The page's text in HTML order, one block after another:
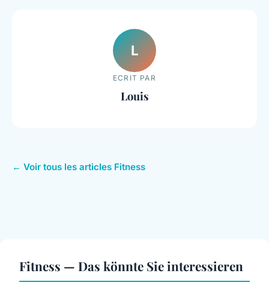
L
ECRIT PAR
Louis
← Voir tous les articles Fitness
Fitness — Das könnte Sie interessieren